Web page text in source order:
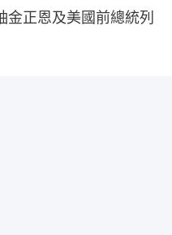
正恩及美國前總統列